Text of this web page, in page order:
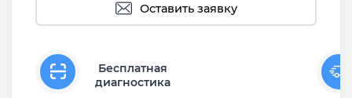
Оставить заявку
Бесплатная
диагностика